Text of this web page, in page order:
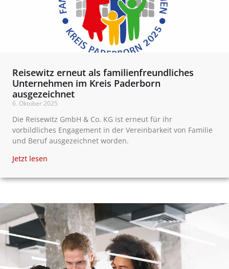
Reisewitz erneut als familienfreundliches
Unternehmen im Kreis Paderborn
ausgezeichnet
6. Oktober 2025
Die Reisewitz GmbH & Co. KG ist erneut für ihr
vorbildliches Engagement in der Vereinbarkeit von Familie
und Beruf ausgezeichnet worden.
Jetzt lesen